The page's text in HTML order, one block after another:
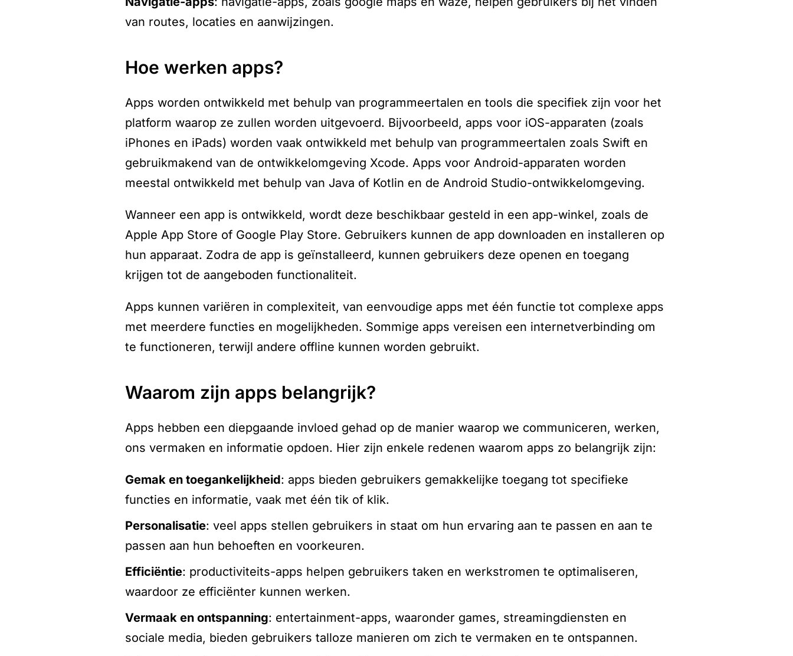
van routes, locaties en aanwijzingen.
hoe werken apps?
Apps worden ontwikkeld met behulp van programmeertalen en tools die specifiek zijn voor het
platform waarop ze zullen worden uitgevoerd. Bijvoorbeeld, apps voor iOS-apparaten (zoals
iPhones en iPads) worden vaak ontwikkeld met behulp van programmeertalen zoals Swift en
gebruikmakend van de ontwikkelomgeving Xcode. Apps voor Android-apparaten worden
meestal ontwikkeld met behulp van Java of Kotlin en de Android Studio-ontwikkelomgeving.
Wanneer een app is ontwikkeld, wordt deze beschikbaar gesteld in een app-winkel, zoals de
Apple App Store of Google Play Store. Gebruikers kunnen de app downloaden en installeren op
hun apparaat. Zodra de app is geïnstalleerd, kunnen gebruikers deze openen en toegang
krijgen tot de aangeboden functionaliteit.
Apps kunnen variëren in complexiteit, van eenvoudige apps met één functie tot complexe apps
met meerdere functies en mogelijkheden. Sommige apps vereisen een internetverbinding om
te functioneren, terwijl andere offline kunnen worden gebruikt.
waarom zijn apps belangrijk?
Apps hebben een diepgaande invloed gehad op de manier waarop we communiceren, werken,
ons vermaken en informatie opdoen. Hier zijn enkele redenen waarom apps zo belangrijk zijn:
gemak en toegankelijkheid: apps bieden gebruikers gemakkelijke toegang tot specifieke
functies en informatie, vaak met één tik of klik.
personalisatie: veel apps stellen gebruikers in staat om hun ervaring aan te passen en aan te
passen aan hun behoeften en voorkeuren.
efficiëntie: productiviteits-apps helpen gebruikers taken en werkstromen te optimaliseren,
waardoor ze efficiënter kunnen werken.
vermaak en ontspanning: entertainment-apps, waaronder games, streamingdiensten en
sociale media, bieden gebruikers talloze manieren om zich te vermaken en te ontspannen.